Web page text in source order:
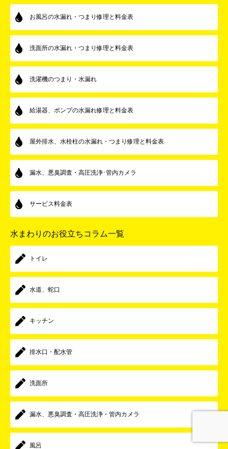
お風呂の水漏れ・つまり修理と料金表
洗面所の水漏れ・つまり修理と料金表
洗濯機のつまり・水漏れ
給湯器、ポンプの水漏れ修理と料金表
屋外排水、水栓柱の水漏れ・つまり修理と料金表
漏水、悪臭調査・高圧洗浄･管内カメラ
サービス料金表
水まわりのお役立ちコラム一覧
トイレ
水道、蛇口
キッチン
排水口・配水管
洗面所
漏水、悪臭調査・高圧洗浄・管内カメラ
風呂